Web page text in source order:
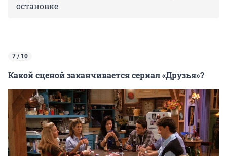
остановке
7 / 10
Какой сценой заканчивается сериал «Друзья»?